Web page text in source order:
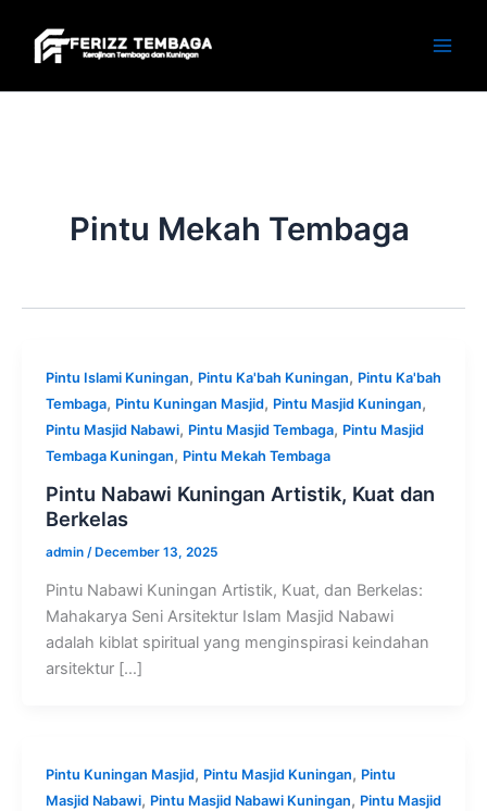
content
Pintu Mekah Tembaga
Pintu Islami Kuningan, Pintu Ka'bah Kuningan, Pintu Ka'bah
Tembaga, Pintu Kuningan Masjid, Pintu Masjid Kuningan,
Pintu Masjid Nabawi, Pintu Masjid Tembaga, Pintu Masjid
Tembaga Kuningan, Pintu Mekah Tembaga
Pintu Nabawi Kuningan Artistik, Kuat dan
Berkelas
admin /December 13, 2025
Pintu Nabawi Kuningan Artistik, Kuat, dan Berkelas:
Mahakarya Seni Arsitektur Islam Masjid Nabawi
adalah kiblat spiritual yang menginspirasi keindahan
arsitektur […]
Pintu Kuningan Masjid, Pintu Masjid Kuningan, Pintu
Masjid Nabawi, Pintu Masjid Nabawi Kuningan, Pintu Masjid